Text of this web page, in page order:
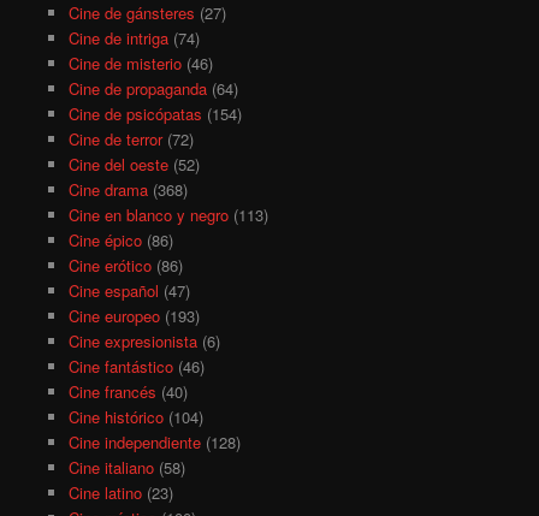
Cine de gánsteres (27)
Cine de intriga(74)
Cine de misterio(46)
Cine de propaganda(64)
Cine de psicópatas (154)
Cine de terror(72)
Cine del oeste(52)
Cine drama(368)
Cine en blanco y negro(113)
Cine épico(86)
Cine erótico(86)
Cine español (47)
Cine europeo(193)
Cine expresionista(6)
Cine fantástico(46)
Cine francés (40)
Cine histórico(104)
Cine independiente(128)
Cine italiano(58)
Cine latino(23)